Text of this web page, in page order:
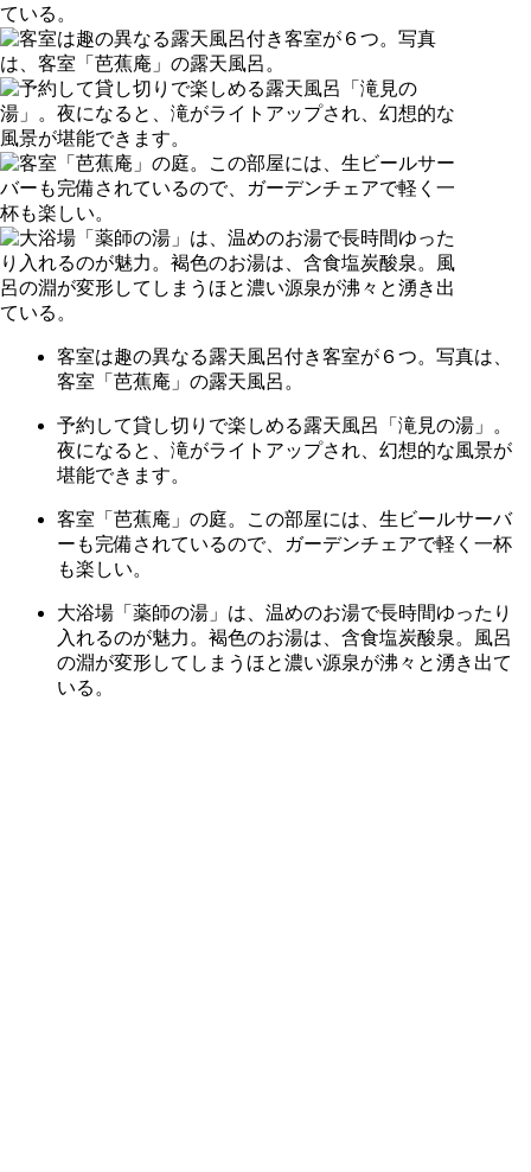
客室は趣の異なる露天風呂付き客室が６つ。写真は、
客室「芭蕉庵」の露天風呂。
予約して貸し切りで楽しめる露天風呂「滝見の湯」。
夜になると、滝がライトアップされ、幻想的な風景が
堪能できます。
客室「芭蕉庵」の庭。この部屋には、生ビールサーバ
ーも完備されているので、ガーデンチェアで軽く一杯
も楽しい。
大浴場「薬師の湯」は、温めのお湯で長時間ゆったり
入れるのが魅力。褐色のお湯は、含食塩炭酸泉。風呂
の淵が変形してしまうほと濃い源泉が沸々と湧き出て
いる。